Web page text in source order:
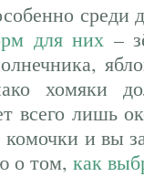
среди
для них –
хомяки
всего лишь
и вы
о том, как